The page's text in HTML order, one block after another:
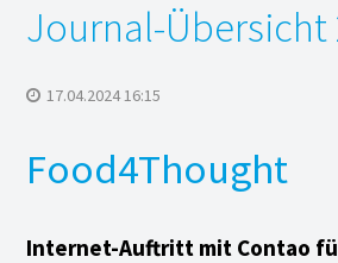
mit AdWords
Journal-Übersicht
17.04.2024 16:15
Food4Thought
Internet-Auftritt mit Contao